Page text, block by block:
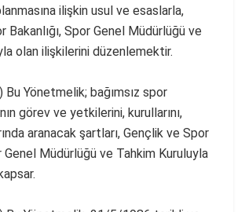
ilişkin usul ve esaslarla,
Bakanlığı, Spor Genel Müdürlüğü ve
olan ilişkilerini düzenlemektir.
Bu Yönetmelik; bağımsız spor
görev ve yetkilerini, kurullarını,
aranacak şartları, Gençlik ve Spor
Genel Müdürlüğü ve Tahkim Kuruluyla